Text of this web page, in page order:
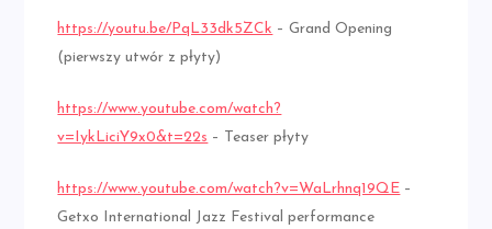
https://youtu.be/PqL33dk5ZCk – Grand Opening
(pierwszy utwór z płyty)
https://www.youtube.com/watch?
v=IykLiciY9x0&t=22s – Teaser płyty
https://www.youtube.com/watch?v=WaLrhnq19QE –
Getxo International Jazz Festival performance